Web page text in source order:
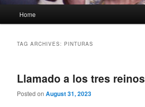
Home
TAG ARCHIVES: PINTURAS
Llamado a los tres reinos
Posted onAugust 31, 2023